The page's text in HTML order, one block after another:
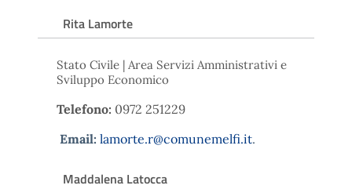
Rita Lamorte
Stato Civile | Area Servizi Amministrativi e
Sviluppo Economico
Telefono: 0972 251229
Email: lamorte.r@comunemelfi.it.
Maddalena Latocca